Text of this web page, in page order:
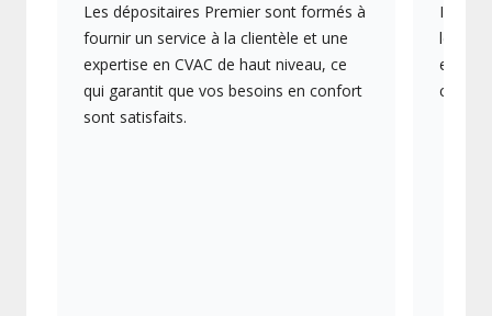
Les dépositaires Premier sont formés à
fournir un service à la clientèle et une
expertise en CVAC de haut niveau, ce
qui garantit que vos besoins en confort
sont satisfaits.
Ils
les
en